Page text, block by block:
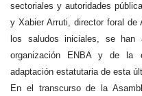
sectoriales y autoridades
y Xabier Arruti, director foral de
los saludos iniciales, se han
organización ENBA y de la
adaptación estatutaria de esta
En el transcurso de la